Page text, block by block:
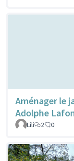
Aménager le
Adolphe
Lili
2 0